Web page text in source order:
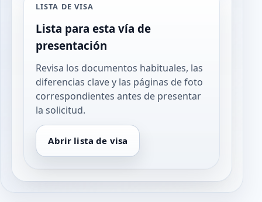
LISTA DE VISA
Lista para esta vía de
presentación
Revisa los documentos habituales, las
diferencias clave y las páginas de foto
correspondientes antes de presentar
la solicitud.
Abrir lista de visa